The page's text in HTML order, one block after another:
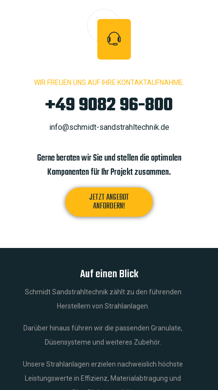
WIR FREUEN UNS AUF IHRE KONTAKTAUFNAHME.
+49 9082 96-800
info@schmidt-sandstrahltechnik.de
Gerne beraten wir Sie und stellen die optimalen
Komponenten für Ihr Projekt zusammen.
JETZT ANGEBOT
ANFORDERN!
Auf einen Blick
Schmidt Sandstrahltechnik zählt zu den führenden
Herstellern von Strahlanlagen.
Darüber hinaus führen wir die passenden Granulate,
Düsensysteme und weiteres Zubehör.
Unsere Strahlanlagen erzielen nachweislich höchste
Leistungswerte in Effizienz, Materialabtragung und